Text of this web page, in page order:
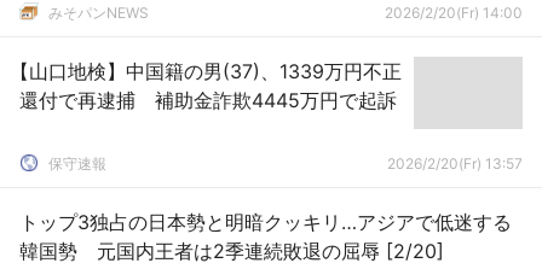
みそパンNEWS 2026/2/20(Fr) 14:00
【山口地検】中国籍の男(37)、1339万円不正
還付で再逮捕 補助金詐欺4445万円で起訴
保守速報 2026/2/20(Fr) 13:57
トップ3独占の日本勢と明暗クッキリ…アジアで低迷する
韓国勢 元国内王者は2季連続敗退の屈辱 [2/20]